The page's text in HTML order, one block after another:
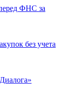
ФНС за
без учета